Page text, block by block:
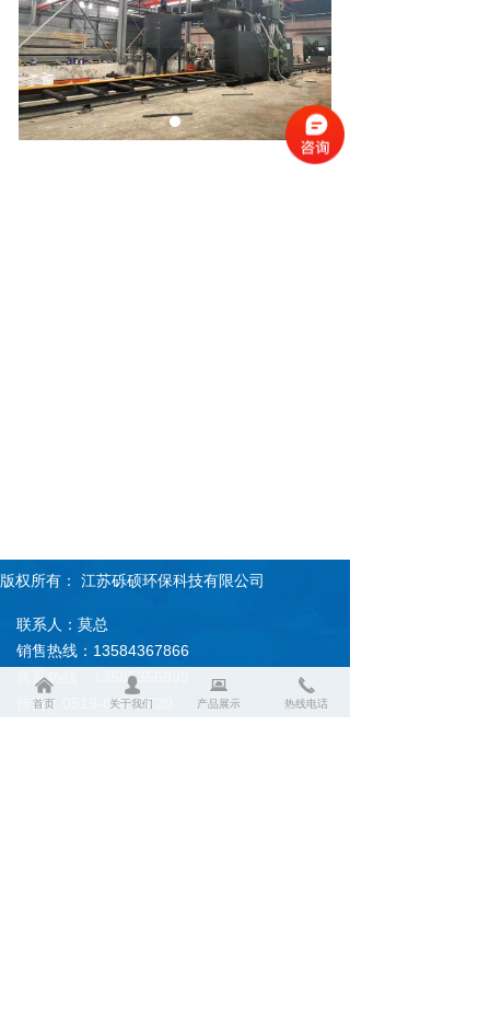
联系人：莫总
销售热线：13584367866
售后热线：13585356999
传真：0519-83815020
版权所有： 江苏砾硕环保科技有限公司
낀
首页
넙
关于我们
뀵
产品展示
끅
热线电话